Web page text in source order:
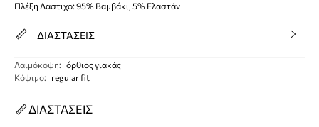
Πλέξη Λαστιχο: 95% Βαμβάκι, 5% Ελαστάν
ΔΙΑΣΤΑΣΕΙΣ
Λαιμόκοψη: όρθιος γιακάς
Κόψιμο: regular fit
ΔΙΑΣΤΑΣΕΙΣ